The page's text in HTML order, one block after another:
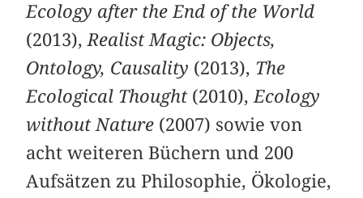
Ecology after the End of the World
(2013), Realist Magic: Objects,
Ontology, Causality (2013), The
Ecological Thought (2010), Ecology
without Nature (2007) sowie von
acht weiteren Büchern und 200
Aufsätzen zu Philosophie, Ökologie,